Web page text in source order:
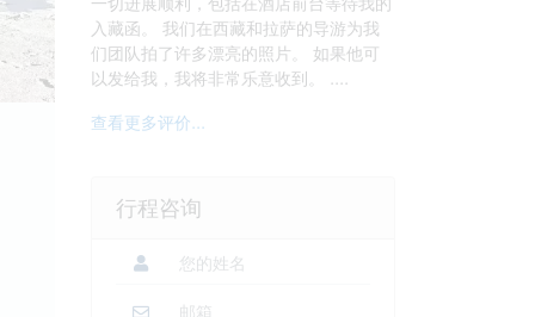
入藏函。 我们在西藏和拉萨的导游为我
们团队拍了许多漂亮的照片。 如果他可
以发给我，我将非常乐意收到。 ....
查看更多评价...
行程咨询